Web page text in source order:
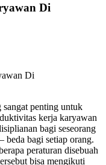
Di
penting untuk
kerja karyawan
bagi seseorang
beda bagi setiap orang.
peraturan disebuah
bisa mengikuti